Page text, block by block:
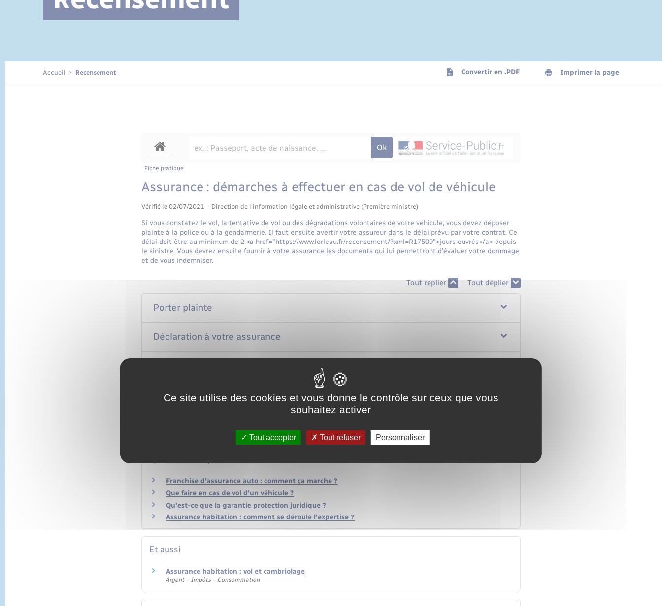
Documents d’identité
Accueil Recensement Convertir en .PDF Imprimer la page
Fiche pratique
Assurance : démarches à effectuer en cas de vol de véhicule
Vérifié le 02/07/2021 – Direction de l'information légale et administrative (Première ministre)
Si vous constatez le vol, la tentative de vol ou des dégradations volontaires de votre véhicule, vous devez déposer
plainte à la police ou à la gendarmerie. Il faut ensuite avertir votre assureur dans le délai prévu par votre contrat. Ce
délai doit être au minimum de 2 <a href="https://www.lorleau.fr/recensement/?xml=R17509">jours ouvrés</a> depuis
le sinistre. Vous devrez ensuite fournir à votre assurance les documents qui lui permettront d'évaluer votre dommage
et de vous indemniser.
Tout replier Tout déplier
Porter plainte
Déclaration à votre assurance
Franchise d'assurance auto : comment ça marche ?
Que faire en cas de vol d'un véhicule ?
Qu'est-ce que la garantie protection juridique ?
Assurance habitation : comment se déroule l'expertise ?
Et aussi
Assurance habitation : vol et cambriolage
Argent – Impôts – Consommation
Ce site utilise des cookies et vous donne le contrôle sur ceux que vous
souhaitez activer
Tout accepter Tout refuser Personnaliser